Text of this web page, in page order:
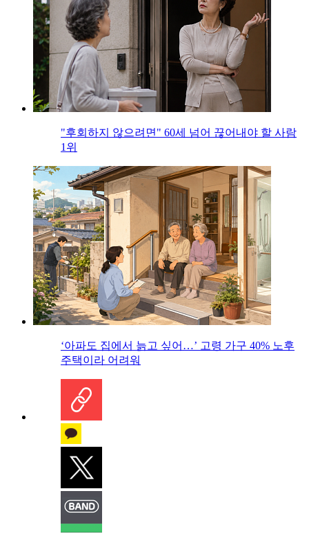
"후회하지 않으려면" 60세 넘어 끊어내야 할 사람
1위
‘아파도 집에서 늙고 싶어…’ 고령 가구 40% 노후
주택이라 어려워